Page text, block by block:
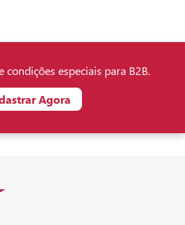
condições especiais para B2B.
Agora